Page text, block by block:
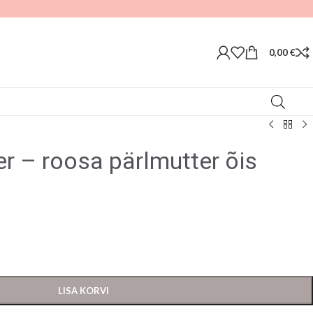
0,00€
– roosa pärlmutter õis
LISA KORVI